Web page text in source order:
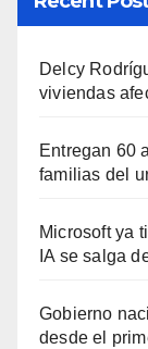
Delcy
viviendas
Entregan 60
familias del
Microsoft ya
IA se salga
Gobierno
desde el